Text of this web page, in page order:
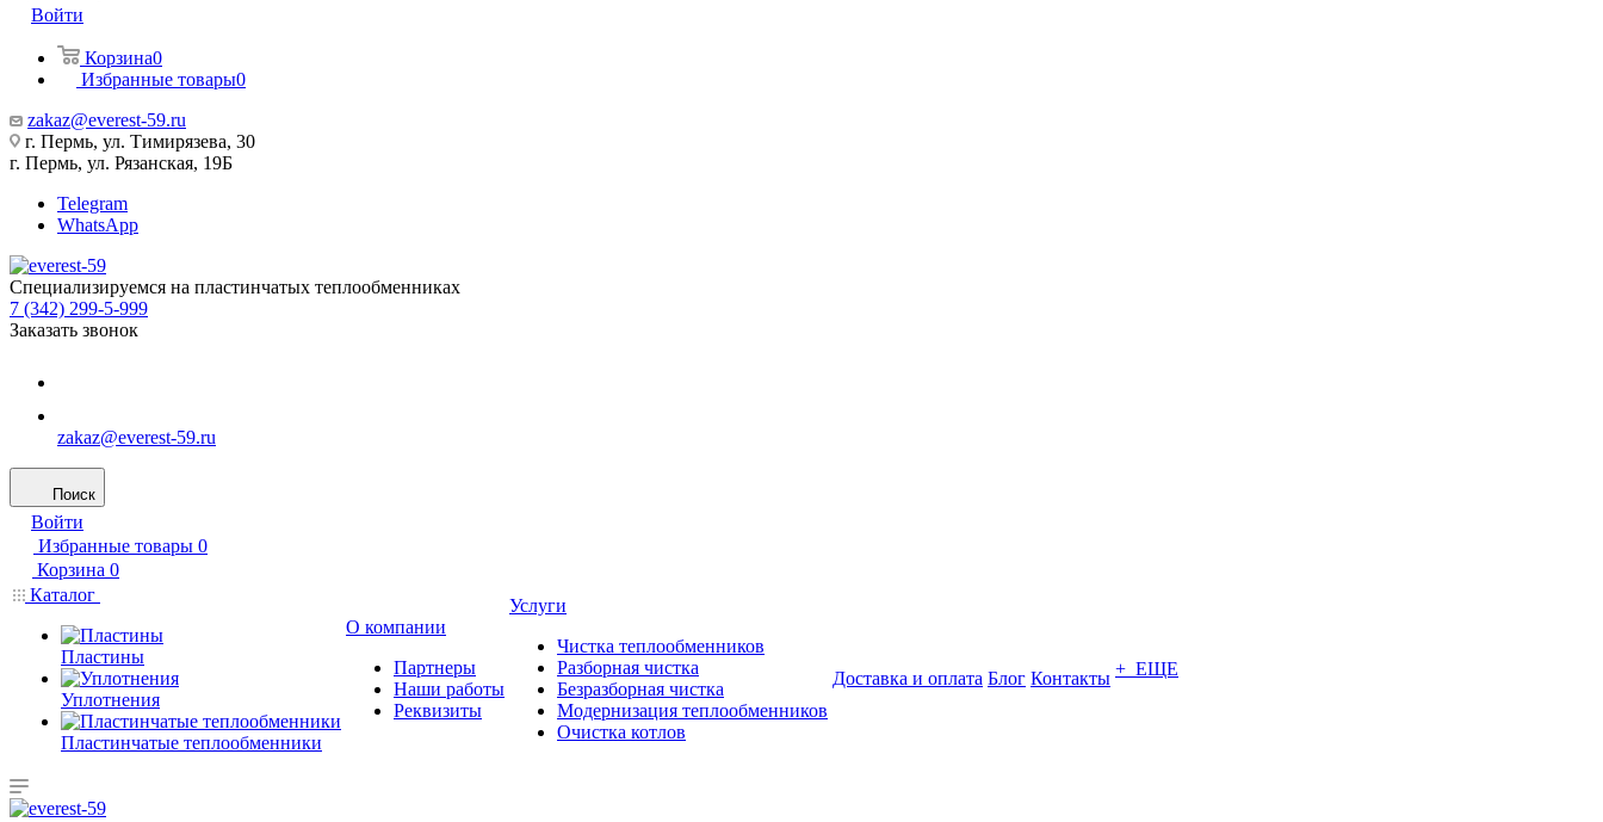
Войти
Корзина0
Избранные товары0
zakaz@everest-59.ru
г. Пермь, ул. Тимирязева, 30
г. Пермь, ул. Рязанская, 19Б
Telegram
WhatsApp
Специализируемся на пластинчатых теплообменниках
7 (342) 299-5-999
Заказать звонок
zakaz@everest-59.ru
Поиск
Войти
Избранные товары 0
Корзина 0
Каталог
Пластины
Уплотнения
Пластинчатые теплообменники
О компании
Партнеры
Наши работы
Реквизиты
Услуги
Чистка теплообменников
Разборная чистка
Безразборная чистка
Модернизация теплообменников
Очистка котлов
Доставка и оплата Блог Контакты + ЕЩЕ